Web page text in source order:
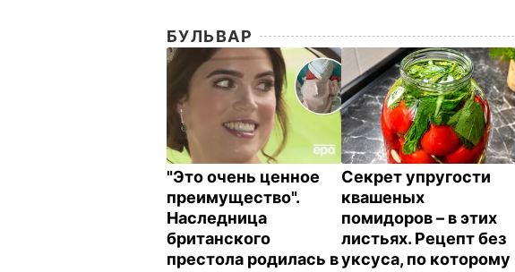
БУЛЬВАР
"Это очень ценное
преимущество".
Наследница
британского
престола родилась в
Секрет упругости
квашеных
помидоров – в этих
листьях. Рецепт без
уксуса, по которому